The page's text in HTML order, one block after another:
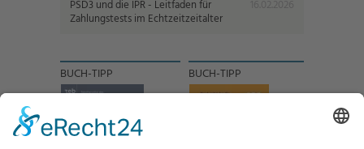
PSD3 und die IPR - Leitfaden für
Zahlungstests im Echtzeitzeitalter
BUCH-TIPP BUCH-TIPP